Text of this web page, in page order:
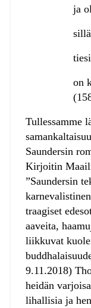
ja
on
Tullessamme
Saundersin
Kirjoitin
”Saundersin
traagiset
aaveita,
liikkuvat
9.11.2018)
heidän
lihallisia ja